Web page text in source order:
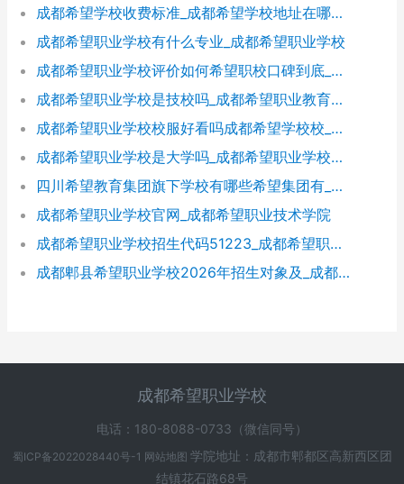
成都希望学校收费标准_成都希望学校地址在哪里呀
成都希望职业学校有什么专业_成都希望职业学校
成都希望职业学校评价如何希望职校口碑到底_成都希望职业学校烹饪专业
成都希望职业学校是技校吗_成都希望职业教育学校
成都希望职业学校校服好看吗成都希望学校校_成都希望职业学校官网
成都希望职业学校是大学吗_成都希望职业学校官网
四川希望教育集团旗下学校有哪些希望集团有_四川希望教育集团官网
成都希望职业学校官网_成都希望职业技术学院
成都希望职业学校招生代码51223_成都希望职业学校招生网
成都郫县希望职业学校2026年招生对象及_成都郫县希望职业学校好不好
成都希望职业学校
电话：180-8088-0733（微信同号）
蜀ICP备2022028440号-1 网站地图 学院地址：成都市郫都区高新西区团
结镇花石路68号